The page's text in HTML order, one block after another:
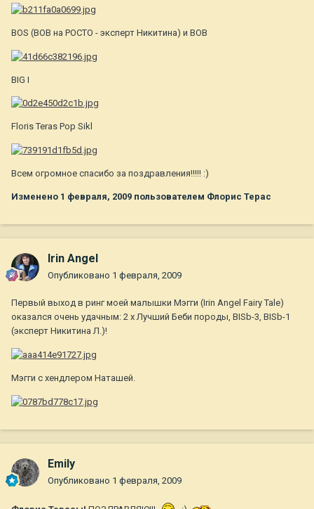
BOS (BOB на РОСТО - эксперт Никитина) и BOB
BIG I
Floris Teras Pop Sikl
Всем огромное спасибо за поздравления!!!!! :)
Изменено 1 февраля, 2009 пользователем Флорис Терас
Irin Angel
Опубликовано 1 февраля, 2009
Первый выход в ринг моей малышки Мэгги (Irin Angel Fairy Tale)
оказался очень удачным: 2 х Лучший Беби породы, BISb-3, BISb-1
(эксперт Никитина Л.)!
Мэгги с хендлером Наташей.
Emily
Опубликовано 1 февраля, 2009